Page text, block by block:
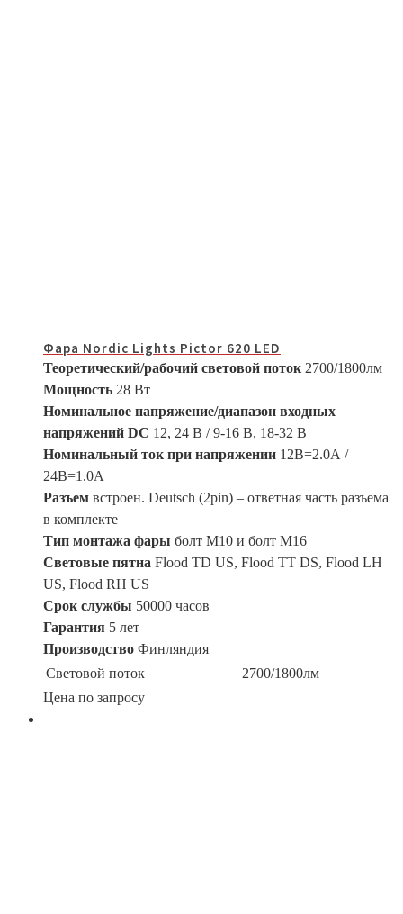
Фара Nordic Lights Pictor 620 LED
Теоретический/рабочий световой поток 2700/1800лм
Мощность 28 Вт
Номинальное напряжение/диапазон входных
напряжений DC 12, 24 В / 9-16 B, 18-32 В
Номинальный ток при напряжении 12В=2.0А /
24В=1.0A
Разъем встроен. Deutsch (2pin) – ответная часть разъема
в комплекте
Тип монтажа фары болт M10 и болт M16
Световые пятна Flood TD US, Flood TT DS, Flood LH
US, Flood RH US
Срок службы 50000 часов
Гарантия 5 лет
Производство Финляндия
Световой поток
2700/1800лм
Цена по запросу